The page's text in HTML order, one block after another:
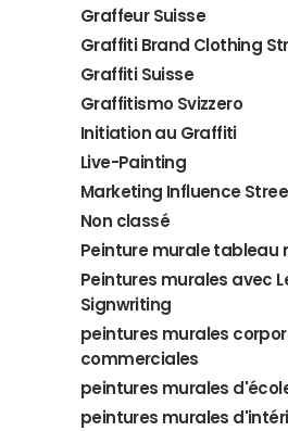
Graffeur Suisse
Graffiti Brand Clothing
Graffiti Suisse
Graffitismo Svizzero
Initiation au Graffiti
Live-Painting
Marketing Influence
Non classé
Peinture murale tableau
Peintures murales avec
Signwriting
peintures murales
commerciales
peintures murales
peintures murales